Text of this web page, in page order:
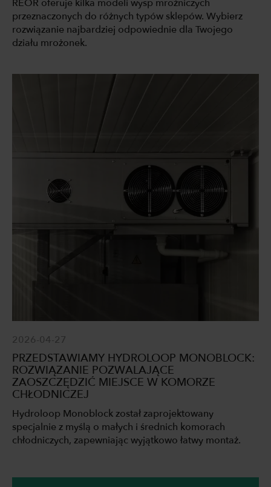
REOR oferuje kilka modeli wysp mroźniczych
przeznaczonych do różnych typów sklepów. Wybierz
rozwiązanie najbardziej odpowiednie dla Twojego
działu mrożonek.
2026-04-27
PRZEDSTAWIAMY HYDROLOOP MONOBLOCK:
ROZWIĄZANIE POZWALAJĄCE
ZAOSZCZĘDZIĆ MIEJSCE W KOMORZE
CHŁODNICZEJ
Hydroloop Monoblock został zaprojektowany
specjalnie z myślą o małych i średnich komorach
chłodniczych, zapewniając wyjątkowo łatwy montaż.